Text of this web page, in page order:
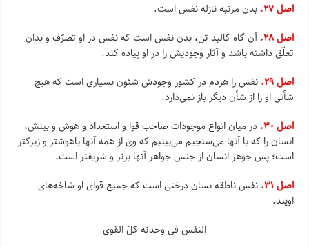
اصل ۲۷.
بدن مرتبه نازله نفس است.
اصل ۲۸.
آن گاه کالبد تن، بدن نفس است که نفس در او تصرّف و بدان
تعلّق داشته باشد و آثار وجودیش را در او پیاده کند.
اصل ۲۹.
نفس را هردم در کشور وجودش شئون بسیارى است که هیچ
شأنى او را از شأن دیگر باز نمى‌دارد.
اصل ۳۰.
در میان انواع موجودات صاحب قوا و استعداد و هوش و بینش،
انسان را که با آنها مى‌سنجیم مى‌بینیم که وى از همه آنها باهوشتر و زیرکتر
است؛ پس جوهر انسان از جنس جواهر آنها برتر و شریفتر است.
اصل ۳۱.
نفس ناطقه بسان درختى است که جمیع قواى او شاخه‌هاى
اویند.
النفس فی وحدته کلّ القوى‌